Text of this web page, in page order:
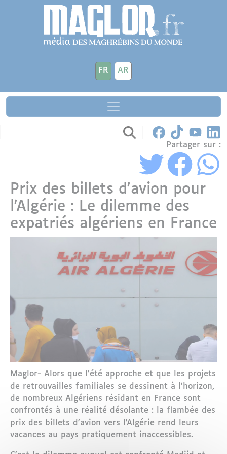
Aller au contenu principal
FR AR
Partager sur :
Prix des billets d'avion pour
l'Algérie : Le dilemme des
expatriés algériens en France
Maglor- Alors que l'été approche et que les projets
de retrouvailles familiales se dessinent à l'horizon,
de nombreux Algériens résidant en France sont
confrontés à une réalité désolante : la flambée des
prix des billets d'avion vers l'Algérie rend leurs
vacances au pays pratiquement inaccessibles.
Panneau de gestion des cookies